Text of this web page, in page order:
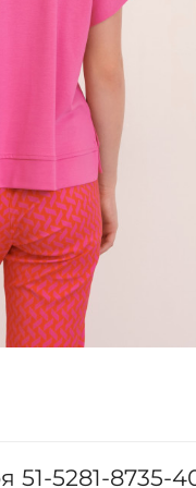
51-5281-8735-